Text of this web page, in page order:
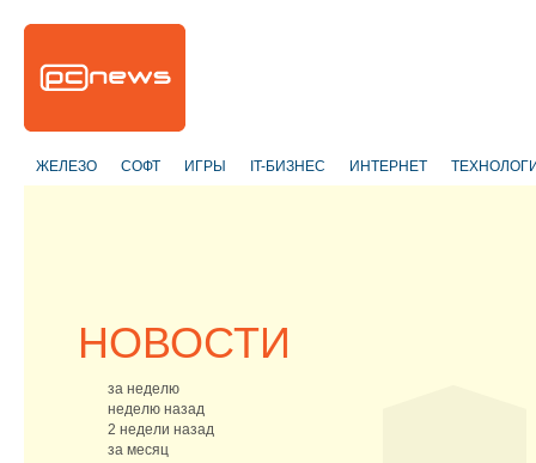
ЖЕЛЕЗО СОФТ ИГРЫ IT-БИЗНЕС ИНТЕРНЕТ
НОВОСТИ
за неделю
неделю назад
2 недели назад
за месяц